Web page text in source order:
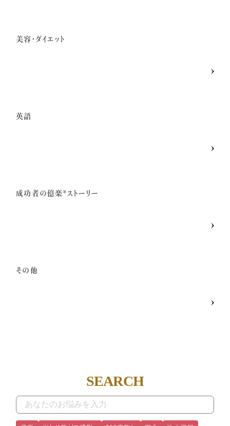
美容・ダイエット
英語
成功者の億楽®ストーリー
その他
SEARCH